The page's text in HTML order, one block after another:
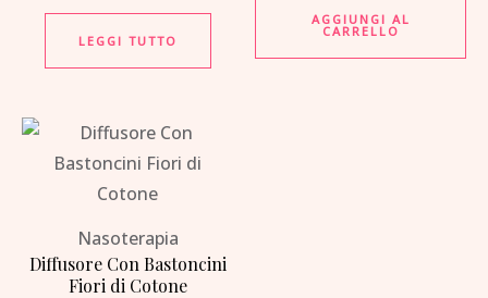
LEGGI TUTTO
AGGIUNGI AL
CARRELLO
Nasoterapia
Diffusore Con Bastoncini
Fiori di Cotone